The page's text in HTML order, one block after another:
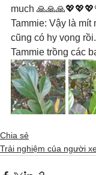
much
Tammie: Vậy là mít
cũng có hy vọng
Tammie trồng các
Chia sẻ
Trải nghiệm của người